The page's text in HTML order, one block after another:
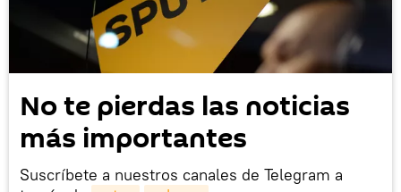
No te pierdas las noticias
más importantes
Suscríbete a nuestros canales de Telegram a